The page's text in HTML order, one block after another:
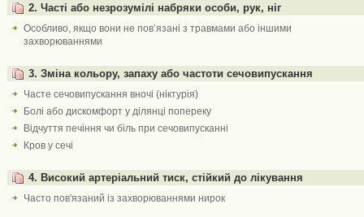
2. Часті або незрозумілі набряки особи, рук, ніг
Особливо, якщо вони не пов’язані з травмами або іншими
захворюваннями
3. Зміна кольору, запаху або частоти сечовипускання
Часте сечовипускання вночі (ніктурія)
Болі або дискомфорт у ділянці попереку
Відчуття печіння чи біль при сечовипусканні
Кров у сечі
4. Високий артеріальний тиск, стійкий до лікування
Часто пов'язаний із захворюваннями нирок